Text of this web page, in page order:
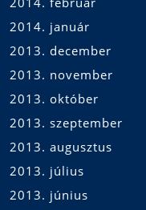
2014. január
2013. december
2013. november
2013. október
2013. szeptember
2013. augusztus
2013. július
2013. június